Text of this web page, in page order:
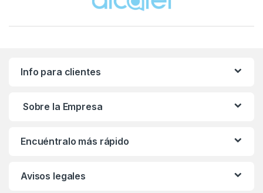
Info para clientes
Sobre la Empresa
Encuéntralo más rápido
Avisos legales